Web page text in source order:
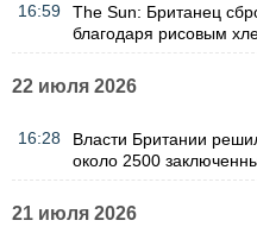
16:59
The Sun: Британец
благодаря рисовым
22 июля 2026
16:28
Власти Британии
около 2500
21 июля 2026